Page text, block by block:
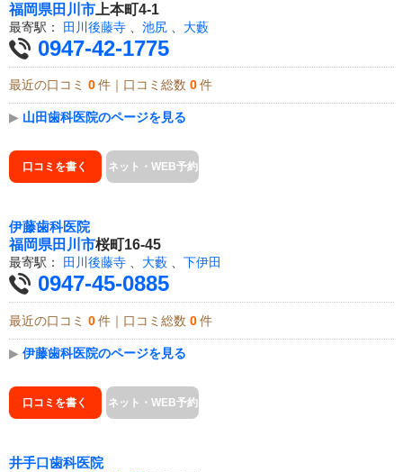
福岡県田川市 上本町4-1
最寄駅： 田川後藤寺 池尻 大藪
0947-42-1775
最近の口コミ 0 件｜口コミ総数 0 件
▶ 山田歯科医院のページを見る
口コミを書く ネット・WEB予約
伊藤歯科医院
福岡県田川市桜町16-45
最寄駅： 田川後藤寺 、 大藪 、 下伊田
0947-45-0885
最近の口コミ 0 件｜口コミ総数 0 件
▶ 伊藤歯科医院のページを見る
口コミを書く ネット・WEB予約
井手口歯科医院